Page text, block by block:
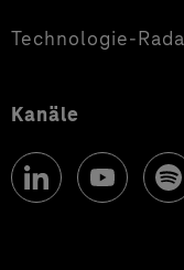
Technologie-
Kanäle